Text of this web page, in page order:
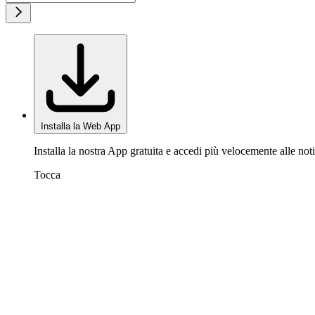
Installa la Web App
Installa la nostra App gratuita e accedi più velocemente alle
Tocca